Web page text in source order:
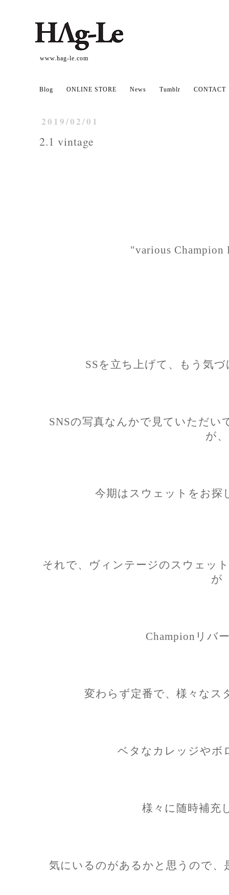
www.hag-le.com
Blog ONLINE STORE News Tumblr CONTACT
2019/02/01
2.1 vintage
"various Champion
SSを立ち上げて、もう気
SNSの写真なんかで見ていただ
が、
今期はスウェットをお探
それで、ヴィンテージのスウェッ
が
Championリバ
変わらず定番で、様々なス
ベタなカレッジやボ
様々に随時補充
気にいるのがあるかと思うので、